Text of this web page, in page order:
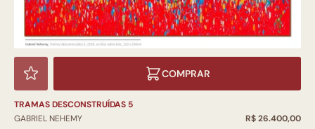
COMPRAR
TRAMAS DESCONSTRUÍDAS 5
GABRIEL NEHEMY
R$ 26.400,00